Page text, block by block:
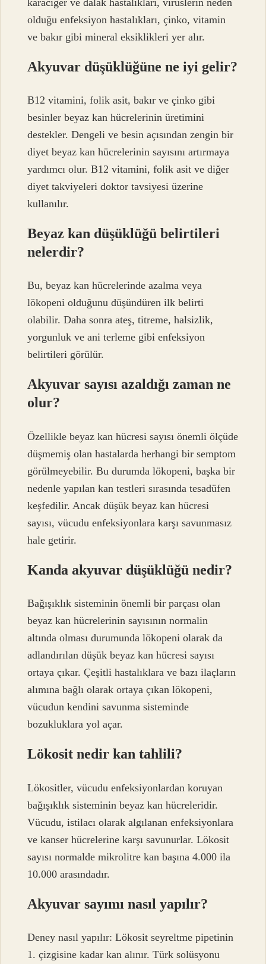
olduğu enfeksiyon hastalıkları, çinko, vitamin
ve bakır gibi mineral eksiklikleri yer alır.
Akyuvar düşüklüğüne ne iyi gelir?
B12 vitamini, folik asit, bakır ve çinko gibi
besinler beyaz kan hücrelerinin üretimini
destekler. Dengeli ve besin açısından zengin bir
diyet beyaz kan hücrelerinin sayısını artırmaya
yardımcı olur. B12 vitamini, folik asit ve diğer
diyet takviyeleri doktor tavsiyesi üzerine
kullanılır.
Beyaz kan düşüklüğü belirtileri
nelerdir?
Bu, beyaz kan hücrelerinde azalma veya
lökopeni olduğunu düşündüren ilk belirti
olabilir. Daha sonra ateş, titreme, halsizlik,
yorgunluk ve ani terleme gibi enfeksiyon
belirtileri görülür.
Akyuvar sayısı azaldığı zaman ne
olur?
Özellikle beyaz kan hücresi sayısı önemli ölçüde
düşmemiş olan hastalarda herhangi bir semptom
görülmeyebilir. Bu durumda lökopeni, başka bir
nedenle yapılan kan testleri sırasında tesadüfen
keşfedilir. Ancak düşük beyaz kan hücresi
sayısı, vücudu enfeksiyonlara karşı savunmasız
hale getirir.
Kanda akyuvar düşüklüğü nedir?
Bağışıklık sisteminin önemli bir parçası olan
beyaz kan hücrelerinin sayısının normalin
altında olması durumunda lökopeni olarak da
adlandırılan düşük beyaz kan hücresi sayısı
ortaya çıkar. Çeşitli hastalıklara ve bazı ilaçların
alımına bağlı olarak ortaya çıkan lökopeni,
vücudun kendini savunma sisteminde
bozukluklara yol açar.
Lökosit nedir kan tahlili?
Lökositler, vücudu enfeksiyonlardan koruyan
bağışıklık sisteminin beyaz kan hücreleridir.
Vücudu, istilacı olarak algılanan enfeksiyonlara
ve kanser hücrelerine karşı savunurlar. Lökosit
sayısı normalde mikrolitre kan başına 4.000 ila
10.000 arasındadır.
Akyuvar sayımı nasıl yapılır?
Deney nasıl yapılır: Lökosit seyreltme pipetinin
1. çizgisine kadar kan alınır. Türk solüsyonu